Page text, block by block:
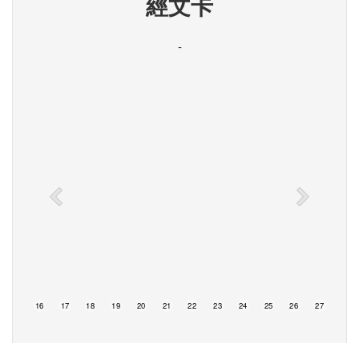
-
16 17 18 19 20 21 22 23 24 25 26 27